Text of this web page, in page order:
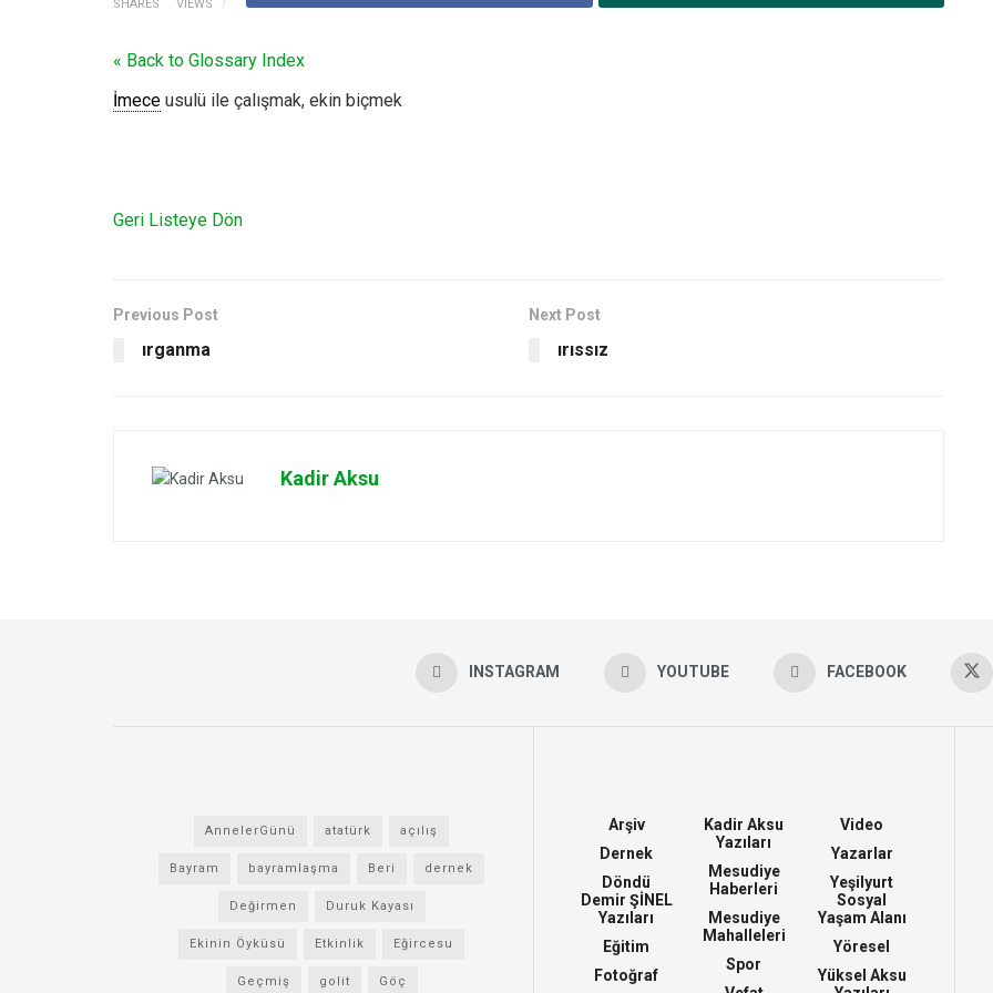
SHARES VIEWS
« Back to Glossary Index
İmece usulü ile çalışmak, ekin biçmek
Geri Listeye Dön
Previous Post
ırganma
Next Post
ırıssız
Kadir Aksu
INSTAGRAM YOUTUBE FACEBOOK
AnnelerGünü atatürk açılış
Bayram bayramlaşma Beri dernek
Değirmen Duruk Kayası
Ekinin Öyküsü Etkinlik Eğircesu
Geçmiş golit Göç
Arşiv
Dernek
Döndü
Demir ŞİNEL
Yazıları
Eğitim
Fotoğraf
Kadir Aksu
Yazıları
Mesudiye
Haberleri
Mesudiye
Mahalleleri
Spor
Video
Yazarlar
Yeşilyurt
Sosyal
Yaşam Alanı
Yöresel
Yüksel Aksu